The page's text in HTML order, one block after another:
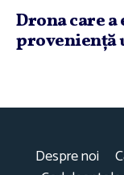
Drona care
provenienţă
Despre noi